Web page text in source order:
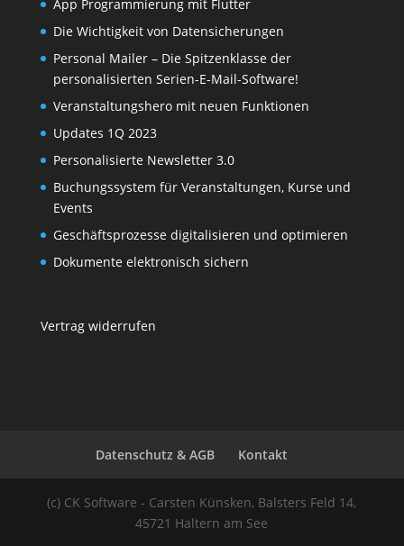
App Programmierung mit Flutter
Die Wichtigkeit von Datensicherungen
Personal Mailer – Die Spitzenklasse der
personalisierten Serien-E-Mail-Software!
Veranstaltungshero mit neuen Funktionen
Updates 1Q 2023
Personalisierte Newsletter 3.0
Buchungssystem für Veranstaltungen, Kurse und
Events
Geschäftsprozesse digitalisieren und optimieren
Dokumente elektronisch sichern
Vertrag widerrufen
Datenschutz & AGB Kontakt
(c) CK Software - Carsten Künsken, Balsters Feld 14,
45721 Haltern am See